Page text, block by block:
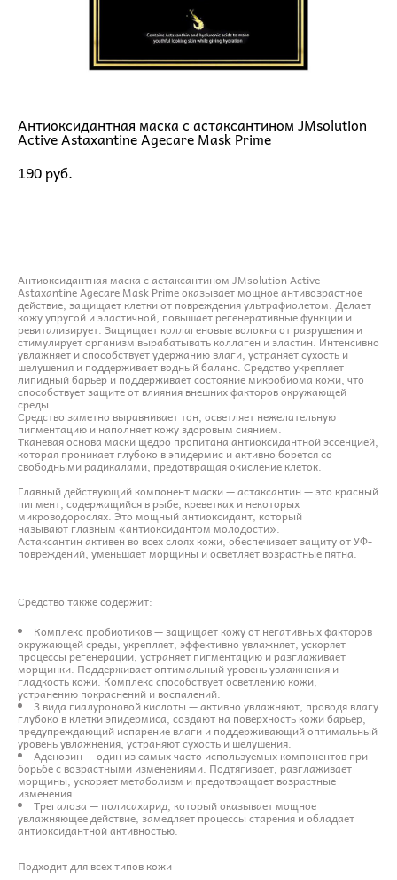
Антиоксидантная маска с астаксантином JMsolution
Active Astaxantine Agecare Mask Prime
190 pуб.
Антиоксидантная маска с астаксантином JMsolution Active
Astaxantine Agecare Mask Prime оказывает мощное антивозрастное
действие, защищает клетки от повреждения ультрафиолетом. Делает
кожу упругой и эластичной, повышает регенеративные функции и
ревитализирует. Защищает коллагеновые волокна от разрушения и
стимулирует организм вырабатывать коллаген и эластин. Интенсивно
увлажняет и способствует удержанию влаги, устраняет сухость и
шелушения и поддерживает водный баланс. Средство укрепляет
липидный барьер и поддерживает состояние микробиома кожи, что
способствует защите от влияния внешних факторов окружающей
среды.
Средство заметно выравнивает тон, осветляет нежелательную
пигментацию и наполняет кожу здоровым сиянием.
Тканевая основа маски щедро пропитана антиоксидантной эссенцией,
которая проникает глубоко в эпидермис и активно борется со
свободными радикалами, предотвращая окисление клеток.
Главный действующий компонент маски — астаксантин — это красный
пигмент, содержащийся в рыбе, креветках и некоторых
микроводорослях. Это мощный антиоксидант, который
называют главным «антиоксидантом молодости».
Астаксантин активен во всех слоях кожи, обеспечивает защиту от УФ-
повреждений, уменьшает морщины и осветляет возрастные пятна.
Средство также содержит:
Комплекс пробиотиков — защищает кожу от негативных факторов
окружающей среды, укрепляет, эффективно увлажняет, ускоряет
процессы регенерации, устраняет пигментацию и разглаживает
морщинки. Поддерживает оптимальный уровень увлажнения и
гладкость кожи. Комплекс способствует осветлению кожи,
устранению покраснений и воспалений.
3 вида гиалуроновой кислоты — активно увлажняют, проводя влагу
глубоко в клетки эпидермиса, создают на поверхность кожи барьер,
предупреждающий испарение влаги и поддерживающий оптимальный
уровень увлажнения, устраняют сухость и шелушения.
Аденозин — один из самых часто используемых компонентов при
борьбе с возрастными изменениями. Подтягивает, разглаживает
морщины, ускоряет метаболизм и предотвращает возрастные
изменения.
Трегалоза — полисахарид, который оказывает мощное
увлажняющее действие, замедляет процессы старения и обладает
антиоксидантной активностью.
Подходит для всех типов кожи